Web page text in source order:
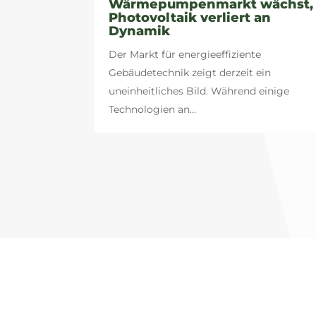
Wärmepumpenmarkt wächst,
Photovoltaik verliert an
Dynamik
Der Markt für energieeffiziente
Gebäudetechnik zeigt derzeit ein
uneinheitliches Bild. Während einige
Technologien an...